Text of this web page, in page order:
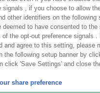
©Bandai Namco Amusement Inc.
©Bandai Namco Amusement Lab
signals , if you choose to allow
other identifiers on the following
deemed to have consented to the
of the opt-out preference signals .
and agree to this setting, please
the following setup banner by
click 'Save Settings' and close
share preference